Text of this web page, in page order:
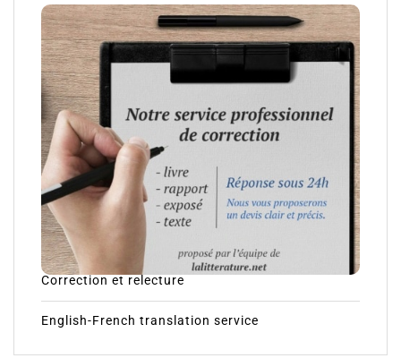
Correction et relecture
English-French translation service